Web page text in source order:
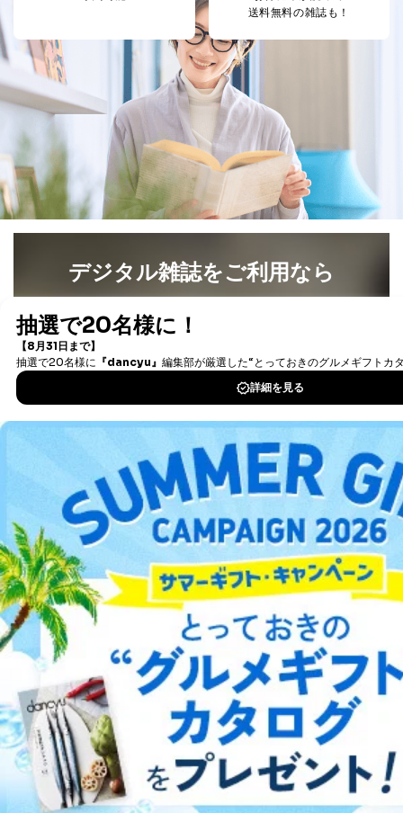
送料無料の雑誌も！
デジタル雑誌をご利用なら
書籍）が無料で読み放題！
DOWNLOAD FOR IOS
DOWNLOAD FOR ANDROID
ご利用方法はこちら
総合案内
アフィリエイト 採用情報
プレスリリース お問い合わせ
利用規約プライバシーポリシー 特定商取引法に基づく表示
出版社の皆様へ
投資家の皆様へサイトマップ
©︎2002 FUJISAN MAGAZINE SERVICE CO., Ltd.